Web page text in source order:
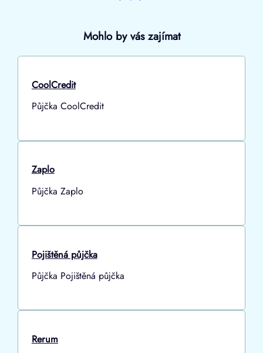
Mohlo by vás zajímat
CoolCredit
Půjčka CoolCredit
Zaplo
Půjčka Zaplo
Pojištěná půjčka
Půjčka Pojištěná půjčka
Rerum